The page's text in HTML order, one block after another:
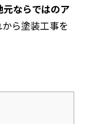
元ならではのア
ら塗装工事を